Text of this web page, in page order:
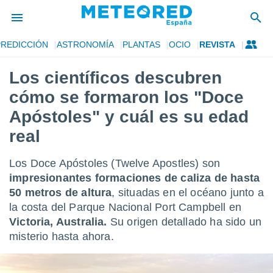
de
por
para
la
se
calidad.
las
y
forma
digital
basada
ASTRONOMÍA PLANTAS OCIO REVISTA
Los científicos descubren
cómo se formaron los "Doce
Apóstoles" y cuál es su edad
real
Los Doce Apóstoles (Twelve Apostles) son
impresionantes formaciones de caliza de hasta
50 metros de altura, situadas en el océano junto a
la costa del Parque Nacional Port Campbell en
Victoria, Australia. Su origen detallado ha sido un
misterio hasta ahora.